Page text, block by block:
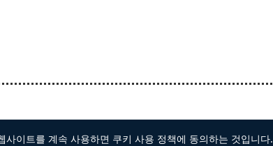
사이트를 계속 사용하면 쿠키 사용 정책에 동의하는 것입니다.